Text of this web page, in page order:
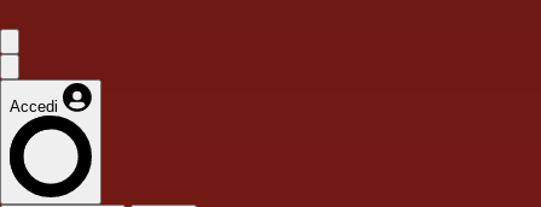
Accedi